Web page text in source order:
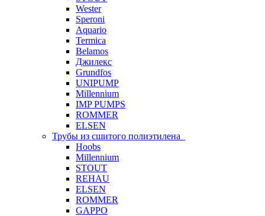
Wester
Speroni
Aquario
Termica
Belamos
Джилекс
Grundfos
UNIPUMP
Millennium
IMP PUMPS
ROMMER
ELSEN
Трубы из сшитого полиэтилена
Hoobs
Millennium
STOUT
REHAU
ELSEN
ROMMER
GAPPO